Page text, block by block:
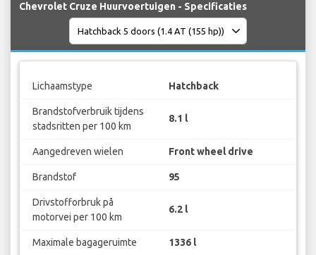
Chevrolet Cruze Huurvoertuigen - Specificaties
Lichaamstype Hatchback
Brandstofverbruik tijdens
stadsritten per 100 km
8.1 l
Aangedreven wielen Front wheel drive
Brandstof 95
Drivstofforbruk på
motorvei per 100 km
6.2 l
Maximale bagageruimte 1336 l